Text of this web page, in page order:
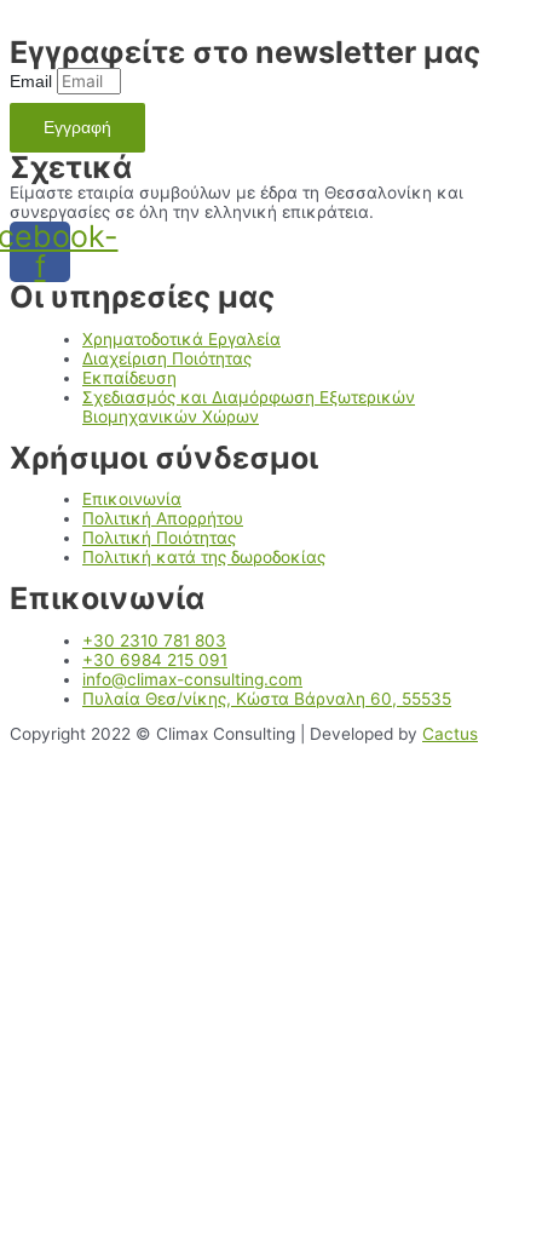
Εγγραφείτε στο newsletter μας
Email
Εγγραφή
Σχετικά
Είμαστε εταιρία συμβούλων με έδρα τη Θεσσαλονίκη και
συνεργασίες σε όλη την ελληνική επικράτεια.
f
Οι υπηρεσίες μας
Χρηματοδοτικά Εργαλεία
Διαχείριση Ποιότητας
Εκπαίδευση
Σχεδιασμός και Διαμόρφωση Εξωτερικών
Βιομηχανικών Χώρων
Χρήσιμοι σύνδεσμοι
Επικοινωνία
Πολιτική Απορρήτου
Πολιτική Ποιότητας
Πολιτική κατά της δωροδοκίας
Επικοινωνία
+30 2310 781 803
+30 6984 215 091
info@climax-consulting.com
Πυλαία Θεσ/νίκης, Κώστα Βάρναλη 60, 55535
Copyright 2022 © Climax Consulting | Developed by Cactus